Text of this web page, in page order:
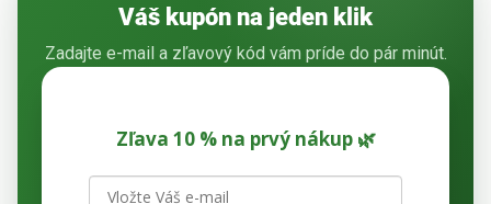
Váš kupón na jeden klik
Zadajte e-mail a zľavový kód vám príde do pár minút.
Zľava 10 % na prvý nákup 🌿